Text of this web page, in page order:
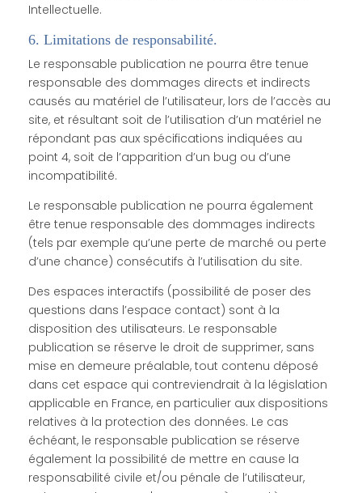
Intellectuelle.
6. Limitations de responsabilité.
Le responsable publication ne pourra être tenue
responsable des dommages directs et indirects
causés au matériel de l’utilisateur, lors de l’accès au
site, et résultant soit de l’utilisation d’un matériel ne
répondant pas aux spécifications indiquées au
point 4, soit de l’apparition d’un bug ou d’une
incompatibilité.
Le responsable publication ne pourra également
être tenue responsable des dommages indirects
(tels par exemple qu’une perte de marché ou perte
d’une chance) consécutifs à l’utilisation du site.
Des espaces interactifs (possibilité de poser des
questions dans l’espace contact) sont à la
disposition des utilisateurs. Le responsable
publication se réserve le droit de supprimer, sans
mise en demeure préalable, tout contenu déposé
dans cet espace qui contreviendrait à la législation
applicable en France, en particulier aux dispositions
relatives à la protection des données. Le cas
échéant, le responsable publication se réserve
également la possibilité de mettre en cause la
responsabilité civile et/ou pénale de l’utilisateur,